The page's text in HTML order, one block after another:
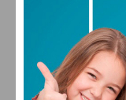
27°
SÁB